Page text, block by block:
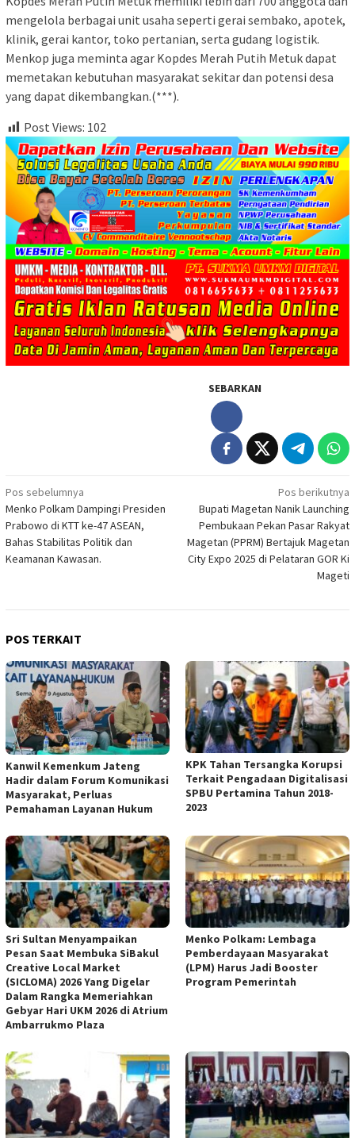
mengelola berbagai unit usaha seperti gerai sembako, apotek,
klinik, gerai kantor, toko pertanian, serta gudang logistik.
Menkop juga meminta agar Kopdes Merah Putih Metuk dapat
memetakan kebutuhan masyarakat sekitar dan potensi desa
yang dapat dikembangkan.(***).
Post Views: 102
SEBARKAN
Navigasi
pos
Pos sebelumnya
Menko Polkam Dampingi Presiden
Prabowo di KTT ke-47 ASEAN,
Bahas Stabilitas Politik dan
Keamanan Kawasan.
Pos berikutnya
Bupati Magetan Nanik Launching
Pembukaan Pekan Pasar Rakyat
Magetan (PPRM) Bertajuk Magetan
City Expo 2025 di Pelataran GOR Ki
Mageti
POS TERKAIT
Kanwil Kemenkum Jateng
Hadir dalam Forum Komunikasi
Masyarakat, Perluas
Pemahaman Layanan Hukum
KPK Tahan Tersangka Korupsi
Terkait Pengadaan Digitalisasi
SPBU Pertamina Tahun 2018-
2023
Sri Sultan Menyampaikan
Pesan Saat Membuka SiBakul
Creative Local Market
(SICLOMA) 2026 Yang Digelar
Dalam Rangka Memeriahkan
Gebyar Hari UKM 2026 di Atrium
Ambarrukmo Plaza
Menko Polkam: Lembaga
Pemberdayaan Masyarakat
(LPM) Harus Jadi Booster
Program Pemerintah